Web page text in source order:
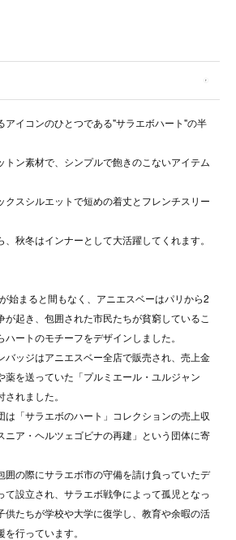
アイコンのひとつである"サラエボハート"の半
トン素材で、シンプルで飽きのこないアイテム
クスシルエットで短めの着丈とフレンチスリー
秋冬はインナーとして大活躍してくれます。
始まると間もなく、アニエスベーはパリから2
が起き、包囲された市民たちが貧窮しているこ
ートのモチーフをデザインしました。
バッジはアニエスベー全店で販売され、売上金
薬を送っていた「プルミエール・ユルジャン
れました。
は「サラエボのハート」コレクションの売上収
ニア・ヘルツェゴビナの再建」という団体に寄
囲の際にサラエボ市の守備を請け負っていたデ
て設立され、サラエボ戦争によって孤児となっ
供たちが学校や大学に復学し、教育や余暇の活
行っています。